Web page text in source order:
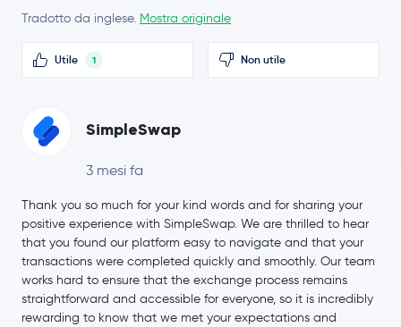
Tradotto da inglese. Mostra originale
Utile 1 Non utile
SimpleSwap
3 mesi fa
Thank you so much for your kind words and for sharing your
positive experience with SimpleSwap. We are thrilled to hear
that you found our platform easy to navigate and that your
transactions were completed quickly and smoothly. Our team
works hard to ensure that the exchange process remains
straightforward and accessible for everyone, so it is incredibly
rewarding to know that we met your expectations and